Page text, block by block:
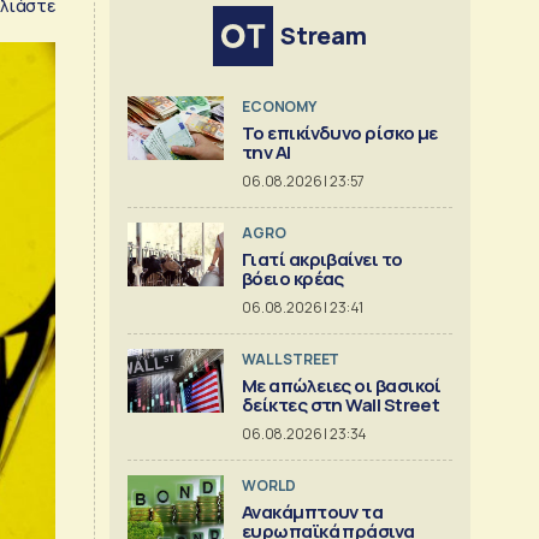
Stream
ECONOMY
Το επικίνδυνο ρίσκο με
την ΑΙ
06.08.2026 | 23:57
AGRO
Γιατί ακριβαίνει το
βόειο κρέας
06.08.2026 | 23:41
WALL STREET
Με απώλειες οι βασικοί
δείκτες στη Wall Street
06.08.2026 | 23:34
WORLD
Ανακάμπτουν τα
ευρωπαϊκά πράσινα